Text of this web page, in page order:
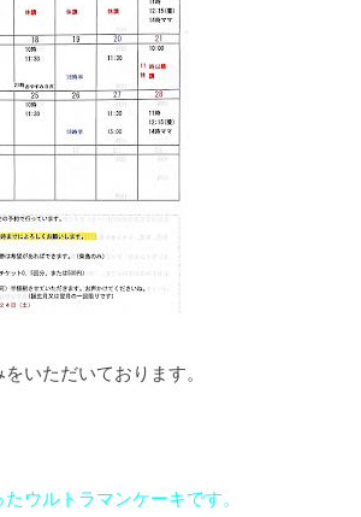
いただいております。
ウルトラマンケーキです。